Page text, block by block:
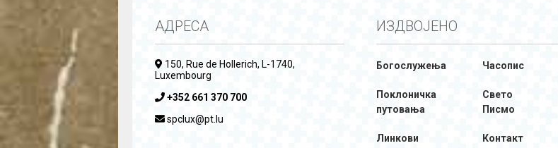
АДРЕСА
150, Rue de Hollerich, L-1740,
Luxembourg
+352 661 370 700
spclux@pt.lu
ИЗДВОЈЕНО
Богослужења Часопис
Поклоничка
путовања
Свето
Писмо
Линкови Контакт